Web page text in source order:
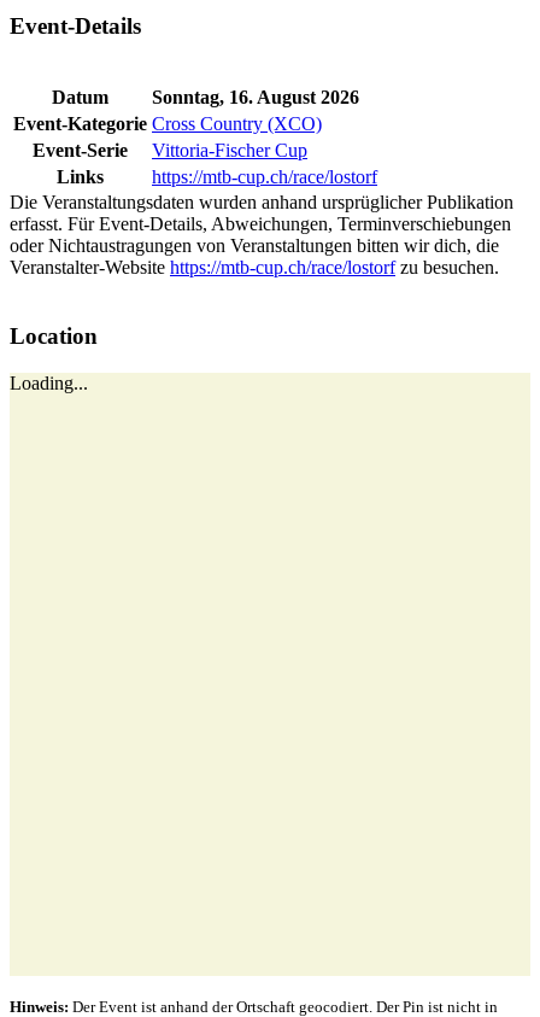
Event-Details
Datum
Sonntag, 16. August 2026
Event-Kategorie Cross Country (XCO)
Event-Serie
Vittoria-Fischer Cup
Links
https://mtb-cup.ch/race/lostorf
Die Veranstaltungsdaten wurden anhand ursprüglicher Publikation
erfasst. Für Event-Details, Abweichungen, Terminverschiebungen
oder Nichtaustragungen von Veranstaltungen bitten wir dich, die
Veranstalter-Website https://mtb-cup.ch/race/lostorfzu besuchen.
Location
Loading...
Hinweis: Der Event ist anhand der Ortschaft geocodiert. Der Pin ist nicht in